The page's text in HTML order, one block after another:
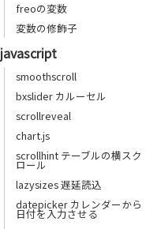
freoの変数
変数の修飾子
javascript
smoothscroll
bxslider カルーセル
scrollreveal
chart.js
scrollhint テーブルの横スク
ロール
lazysizes 遅延読込
datepicker カレンダーから
日付を入力させる